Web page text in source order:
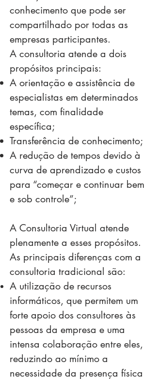
conhecimento que pode ser
compartilhado por todas as
empresas participantes.
A consultoria atende a dois
propósitos principais:
A orientação e assistência de
especialistas em determinados
temas, com finalidade
específica;
Transferência de conhecimento;
A redução de tempos devido à
curva de aprendizado e custos
para “começar e continuar bem
e sob controle”;
A Consultoria Virtual atende
plenamente a esses propósitos.
As principais diferenças com a
consultoria tradicional são:
A utilização de recursos
informáticos, que permitem um
forte apoio dos consultores às
pessoas da empresa e uma
intensa colaboração entre eles,
reduzindo ao mínimo a
necessidade da presença física